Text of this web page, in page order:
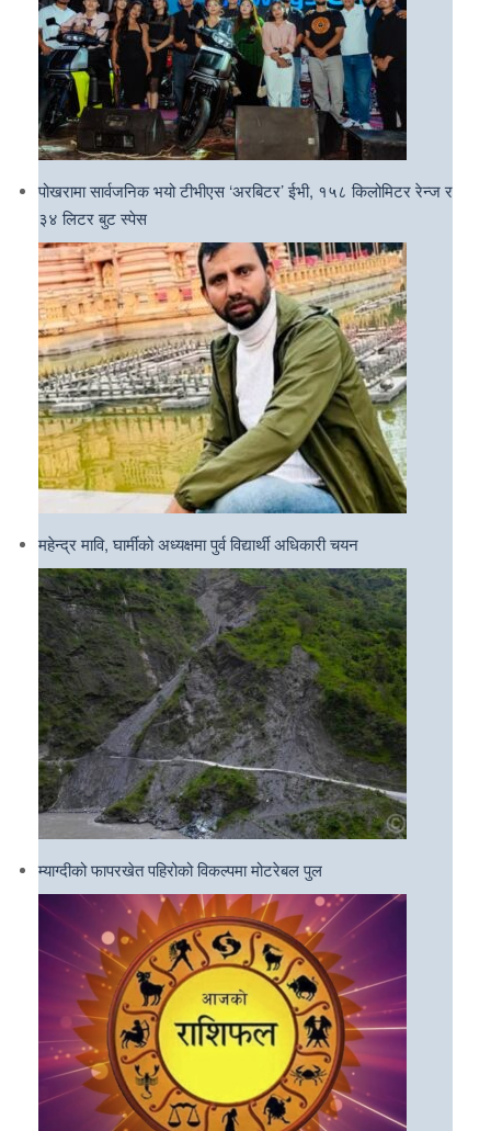
पोखरामा सार्वजनिक भयो टीभीएस ‘अरबिटर’ ईभी, १५८ किलोमिटर रेन्ज र
३४ लिटर बुट स्पेस
महेन्द्र मावि, घार्मीको अध्यक्षमा पुर्व विद्यार्थी अधिकारी चयन
म्याग्दीको फापरखेत पहिरोको विकल्पमा मोटरेबल पुल